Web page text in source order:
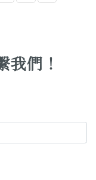
我們！